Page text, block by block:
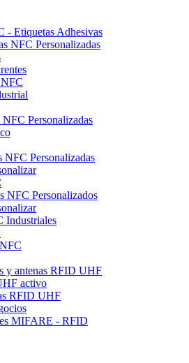
- Etiquetas Adhesivas
NFC Personalizadas
NFC Personalizadas
NFC Personalizadas
NFC Personalizados
Industriales
y antenas RFID UHF
activo
RFID UHF
MIFARE - RFID